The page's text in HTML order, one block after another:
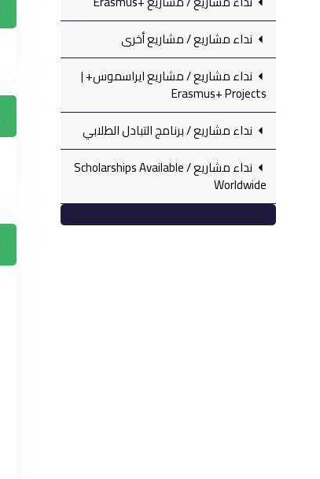
نداء مشاريع‏ / مشاريع أخرى ‏
نداء مشاريع‏ / مشاريع ايراسموس+ |
Erasmus+ Projects
نداء مشاريع‏ / برنامج التبادل الطلابي
نداء مشاريع‏ / Scholarships Available
Worldwide